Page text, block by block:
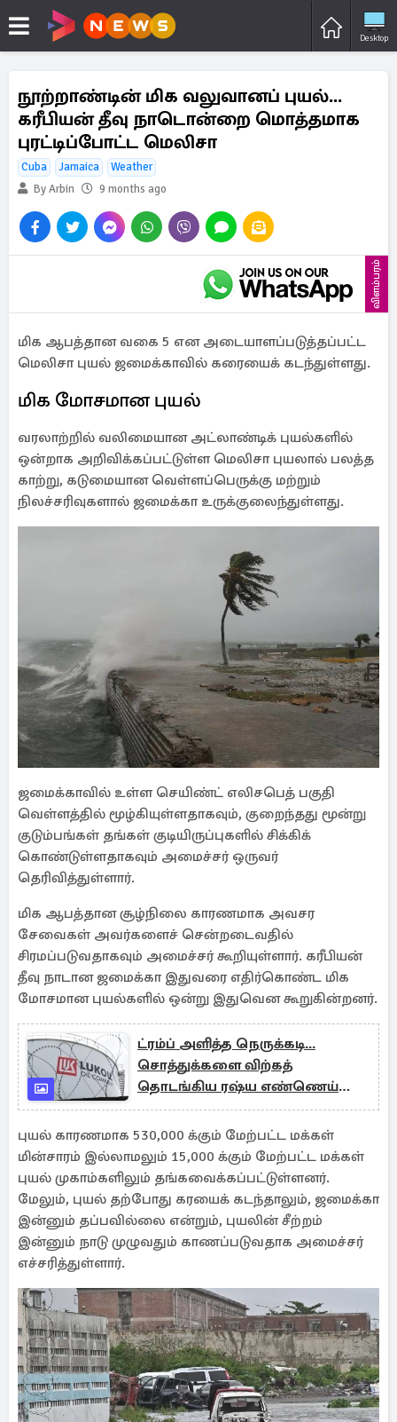
Desktop
நூற்றாண்டின் மிக வலுவானப் புயல்...
கரீபியன் தீவு நாடொன்றை மொத்தமாக
புரட்டிப்போட்ட மெலிசா
Cuba Jamaica
Weather
By Arbin
9 months ago
விளம்பரம்
மிக ஆபத்தான வகை 5 என அடையாளப்படுத்தப்பட்ட
மெலிசா புயல் ஜமைக்காவில் கரையைக் கடந்துள்ளது.
மிக மோசமான புயல்
வரலாற்றில் வலிமையான அட்லாண்டிக் புயல்களில்
ஒன்றாக அறிவிக்கப்பட்டுள்ள மெலிசா புயலால் பலத்த
காற்று, கடுமையான வெள்ளப்பெருக்கு மற்றும்
நிலச்சரிவுகளால் ஜமைக்கா உருக்குலைந்துள்ளது.
ஜமைக்காவில் உள்ள செயிண்ட் எலிசபெத் பகுதி
வெள்ளத்தில் மூழ்கியுள்ளதாகவும், குறைந்தது மூன்று
குடும்பங்கள் தங்கள் குடியிருப்புகளில் சிக்கிக்
கொண்டுள்ளதாகவும் அமைச்சர் ஒருவர்
தெரிவித்துள்ளார்.
மிக ஆபத்தான சூழ்நிலை காரணமாக அவசர
சேவைகள் அவர்களைச் சென்றடைவதில்
சிரமப்படுவதாகவும் அமைச்சர் கூறியுள்ளார். கரீபியன்
தீவு நாடான ஜமைக்கா இதுவரை எதிர்கொண்ட மிக
மோசமான புயல்களில் ஒன்று இதுவென கூறுகின்றனர்.
ட்ரம்ப் அளித்த நெருக்கடி...
சொத்துக்களை விற்கத்
தொடங்கிய ரஷ்ய எண்ணெய்
நிறுவனம்
புயல் காரணமாக 530,000 க்கும் மேற்பட்ட மக்கள்
மின்சாரம் இல்லாமலும் 15,000 க்கும் மேற்பட்ட மக்கள்
புயல் முகாம்களிலும் தங்கவைக்கப்பட்டுள்ளனர்.
மேலும், புயல் தற்போது கரயைக் கடந்தாலும், ஜமைக்கா
இன்னும் தப்பவில்லை என்றும், புயலின் சீற்றம்
இன்னும் நாடு முழுவதும் காணப்படுவதாக அமைச்சர்
எச்சரித்துள்ளார்.